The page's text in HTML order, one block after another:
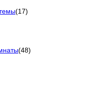
(17)
(48)